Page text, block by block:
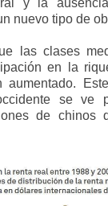
y la
nuevo tipo de
las clases
en la
aumentado.
se ve
de chinos